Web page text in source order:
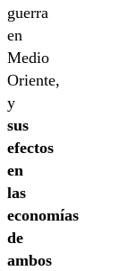
guerra
en
Medio
Oriente,
y
sus
efectos
en
las
economías
de
ambos